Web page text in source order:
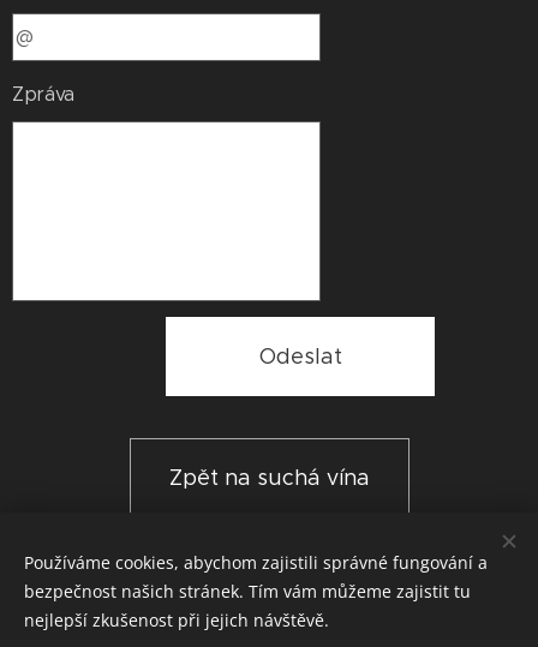
Zpráva
Odeslat
Zpět na suchá vína
Kontakt
+420 773 926 755, nejrychleji reagujeme na WhatsApp
Stránky jsou určeny osobám starším 18 let!
Používáme cookies, abychom zajistili správné fungování a
bezpečnost našich stránek. Tím vám můžeme zajistit tu
nejlepší zkušenost při jejich návštěvě.